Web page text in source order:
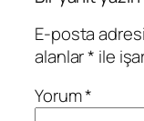
E-posta
alanlar* ile
Yorum*